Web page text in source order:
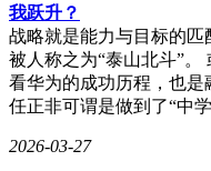
我跃升？
战略就是能力与目标的
被人称之为“泰山北斗”
看华为的成功历程，也
任正非可谓是做到了“中
2026-03-27